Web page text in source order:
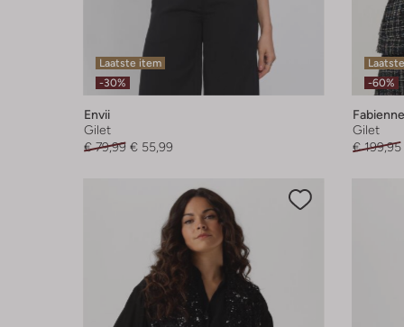
Laatste item
-30%
Envii
Gilet
€ 79,99 € 55,99
-60%
Gilet
€ 199,95